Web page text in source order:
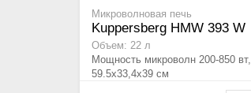
Микроволновая печь
Kuppersberg HMW 393 W
Объем: 22 л
Мощность микроволн 200-850 вт,
59.5x33,4x39 см